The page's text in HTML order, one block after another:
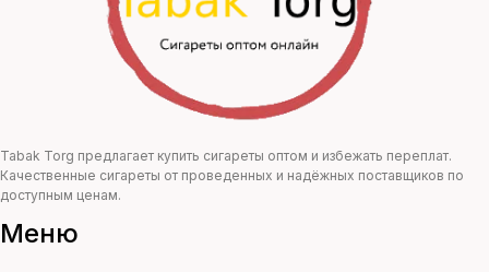
Tabak Torg предлагает купить сигареты оптом и избежать переплат.
Качественные сигареты от проведенных и надёжных поставщиков по
доступным ценам.
Меню